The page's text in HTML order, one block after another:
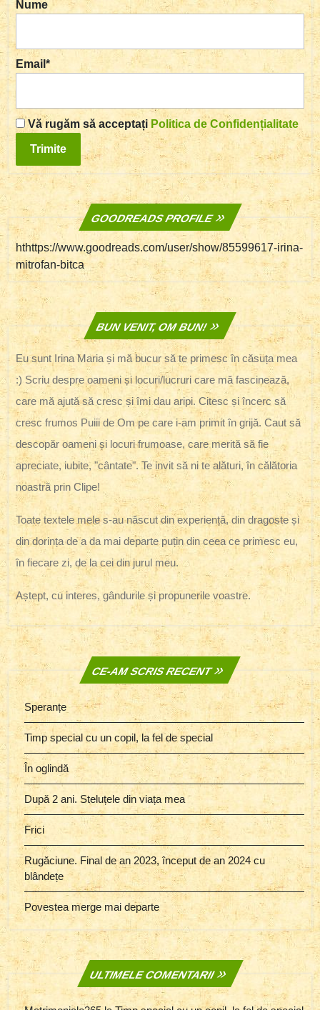
Nume
Email*
Vă rugăm să acceptați Politica de Confidențialitate
GOODREADS PROFILE
hthttps://www.goodreads.com/user/show/85599617-irina-
mitrofan-bitca
BUN VENIT, OM BUN!
Eu sunt Irina Maria și mă bucur să te primesc în căsuța mea
:) Scriu despre oameni și locuri/lucruri care mă fascinează,
care mă ajută să cresc și îmi dau aripi. Citesc și încerc să
cresc frumos Puiii de Om pe care i-am primit în grijă. Caut să
descopăr oameni și locuri frumoase, care merită să fie
apreciate, iubite, "cântate". Te invit să ni te alături, în călătoria
noastră prin Clipe!
Toate textele mele s-au născut din experiență, din dragoste și
din dorința de a da mai departe puțin din ceea ce primesc eu,
în fiecare zi, de la cei din jurul meu.
Aștept, cu interes, gândurile și propunerile voastre.
CE-AM SCRIS RECENT
Speranțe
Timp special cu un copil, la fel de special
În oglindă
După 2 ani. Steluțele din viața mea
Frici
Rugăciune. Final de an 2023, început de an 2024 cu
blândețe
Povestea merge mai departe
ULTIMELE COMENTARII